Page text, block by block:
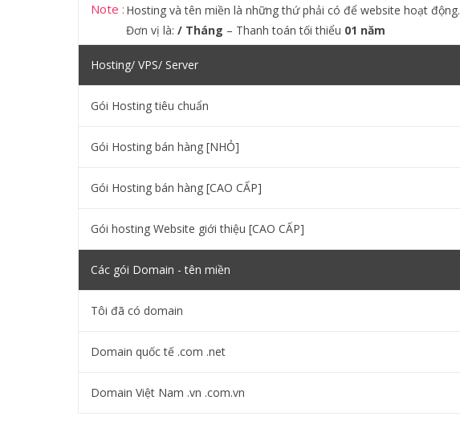
Note : Hosting và tên miền là những thứ phải có để website hoạt động.
Đơn vị là: / Tháng – Thanh toán tối thiểu 01 năm
Hosting/ VPS/ Server
Gói Hosting tiêu chuẩn
Gói Hosting bán hàng [NHỎ]
Gói Hosting bán hàng [CAO CẤP]
Gói hosting Website giới thiệu [CAO CẤP]
Các gói Domain - tên miền
Tôi đã có domain
Domain quốc tế .com .net
Domain Việt Nam .vn .com.vn